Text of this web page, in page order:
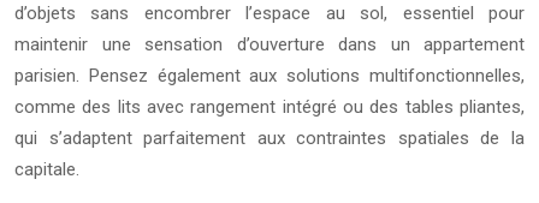
d’objets sans encombrer l’espace au sol, essentiel pour
maintenir une sensation d’ouverture dans un appartement
parisien. Pensez également aux solutions multifonctionnelles,
comme des lits avec rangement intégré ou des tables pliantes,
qui s’adaptent parfaitement aux contraintes spatiales de la
capitale.